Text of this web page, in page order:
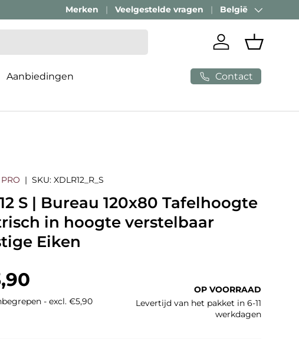
Merken Veelgestelde vragen Land/Regio
België
InloggenMandje
Aanbiedingen Contact
|SKU: XDLR12_R_S
S | Bureau 120x80 Tafelhoogte
in hoogte verstelbaar
Eiken
prijs
- excl. €5,90
OP VOORRAAD
Levertijd van het pakket in 6-11
werkdagen